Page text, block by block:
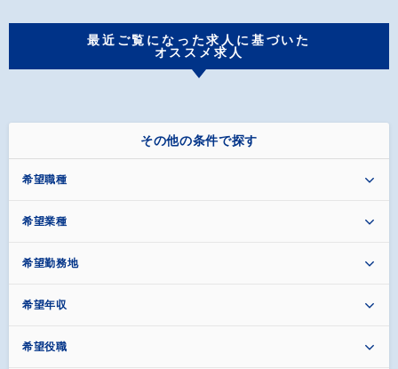
最近ご覧になった求人に基づいた
オススメ求人
その他の条件で探す
希望職種
希望業種
希望勤務地
希望年収
希望役職